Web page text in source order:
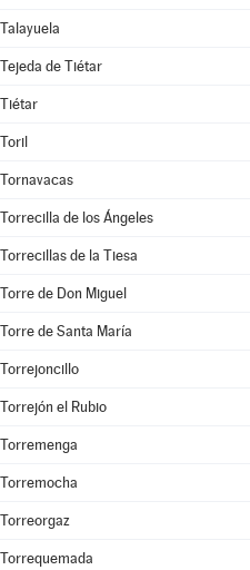
Talayuela
Tejeda de Tiétar
Tiétar
Toril
Tornavacas
Torrecilla de los Ángeles
Torrecillas de la Tiesa
Torre de Don Miguel
Torre de Santa María
Torrejoncillo
Torrejón el Rubio
Torremenga
Torremocha
Torreorgaz
Torrequemada